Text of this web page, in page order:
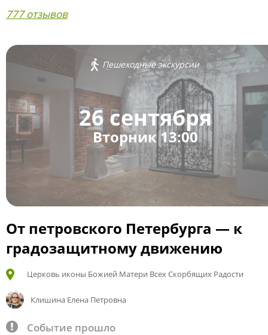
777 отзывов
Пешеходные экскурсии
26 сентября
Вторник 13:00
От петровского Петербурга — к
градозащитному движению
Церковь иконы Божией Матери Всех Скорбящих Радости
Клишина Елена Петровна
Событие прошло